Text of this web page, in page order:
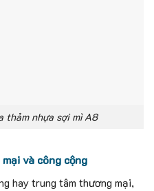
thảm nhựa sợi mì A8
và công cộng
hay trung tâm thương mại,